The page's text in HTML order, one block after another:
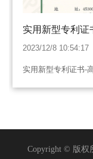
实用新型专利证
2023/12/8 10:54:17
实用新型专利证书-
Copyright © 版